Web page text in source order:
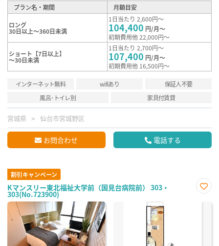
プラン名・期間 月額目安
ロング
30日以上～360日未満
1日当たり 2,600円～
104,400 円/月～
初期費用他 22,000円～
ショート【7日以上】
～30日未満
1日当たり 2,700円～
107,400 円/月～
初期費用他 16,500円～
インターネット無料 wifiあり
保証人不要
風呂･トイレ別
家具付賃貸
宮城県 仙台市宮城野区
お問合わせ 電話する
割引キャンペーン
Kマンスリー東北福祉大学前（国見台病院前） 303・
303(No.723900)
に入